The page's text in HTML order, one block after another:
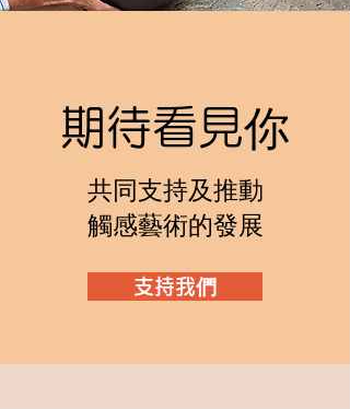
期待看見你
共同支持及推動
觸感藝術的發展
支持我們